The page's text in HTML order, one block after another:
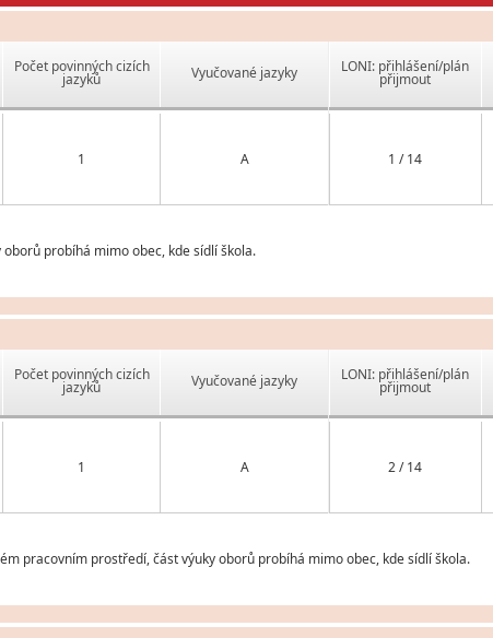
Počet povinných cizích
jazyků Vyučované jazyky
1 A
LONI: přihlášení/plán
přijmout
1 / 14
probíhá mimo obec, kde sídlí škola.
Počet povinných cizích
jazyků Vyučované jazyky
1 A
LONI: přihlášení/plán
přijmout
2 / 14
pracovním prostředí, část výuky oborů probíhá mimo obec, kde sídlí škola.